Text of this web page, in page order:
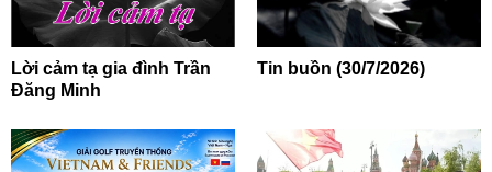
Lời cảm tạ gia đình Trần
Đăng Minh
Tin buồn (30/7/2026)